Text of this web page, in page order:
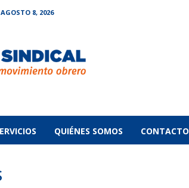
8, 2026
QUIÉNES SOMOS CONTACTO